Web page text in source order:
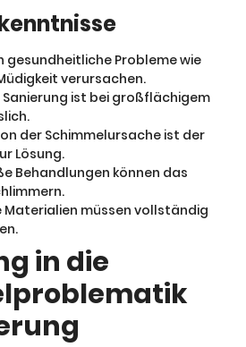
gesundheitliche Probleme wie
verursachen.
ist bei großflächigem
der Schimmelursache ist der
Lösung.
Behandlungen können das
müssen vollständig
in die